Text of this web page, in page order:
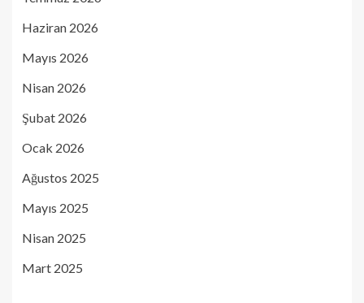
Haziran 2026
Mayıs 2026
Nisan 2026
Şubat 2026
Ocak 2026
Ağustos 2025
Mayıs 2025
Nisan 2025
Mart 2025